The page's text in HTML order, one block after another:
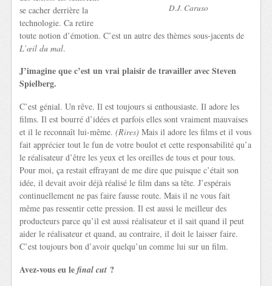
D.J. Caruso
se cacher derrière la
technologie. Ca retire
toute notion d’émotion. C’est un autre des thèmes sous-jacents de
L’œil du mal.
J’imagine que c’est un vrai plaisir de travailler avec Steven
Spielberg.
C’est génial. Un rêve. Il est toujours si enthousiaste. Il adore les
films. Il est bourré d’idées et parfois elles sont vraiment mauvaises
et il le reconnaît lui-même.(Rires)Mais il adore les films et il vous
fait apprécier tout le fun de votre boulot et cette responsabilité qu’a
le réalisateur d’être les yeux et les oreilles de tous et pour tous.
Pour moi, ça restait effrayant de me dire que puisque c’était son
idée, il devait avoir déjà réalisé le film dans sa tête. J’espérais
continuellement ne pas faire fausse route. Mais il ne vous fait
même pas ressentir cette pression. Il est aussi le meilleur des
producteurs parce qu’il est aussi réalisateur et il sait quand il peut
aider le réalisateur et quand, au contraire, il doit le laisser faire.
C’est toujours bon d’avoir quelqu’un comme lui sur un film.
Avez-vous eu lefinal cut ?